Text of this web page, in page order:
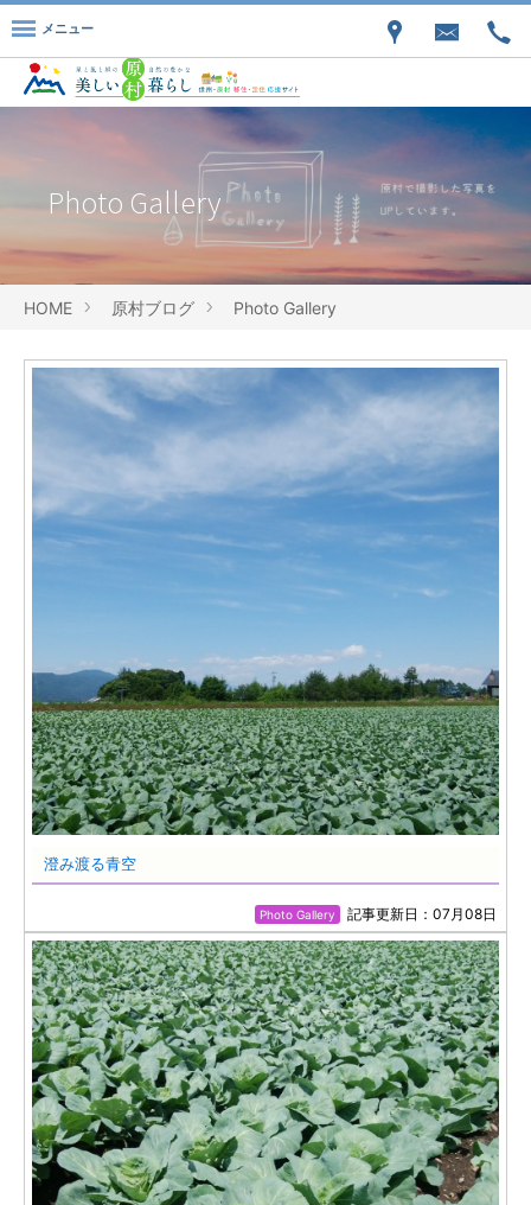
メニュー
Photo Gallery
HOME 原村ブログ Photo Gallery
澄み渡る青空
Photo Gallery 記事更新日：07月08日